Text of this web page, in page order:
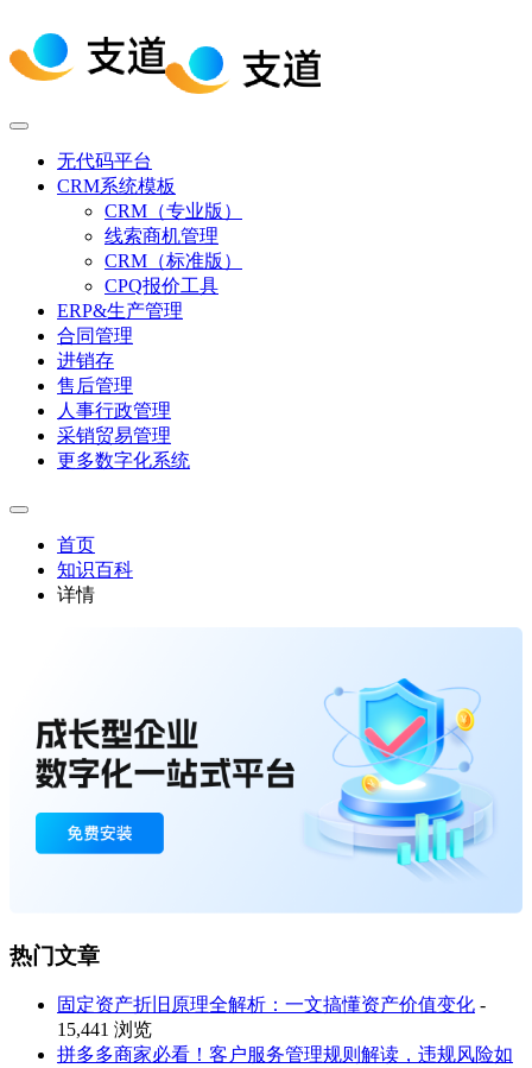
无代码平台
CRM系统模板
CRM（专业版）
线索商机管理
CRM（标准版）
CPQ报价工具
ERP&生产管理
合同管理
进销存
售后管理
人事行政管理
采销贸易管理
更多数字化系统
首页
知识百科
详情
热门文章
固定资产折旧原理全解析：一文搞懂资产价值变化 -
15,441 浏览
拼多多商家必看！客户服务管理规则解读，违规风险如